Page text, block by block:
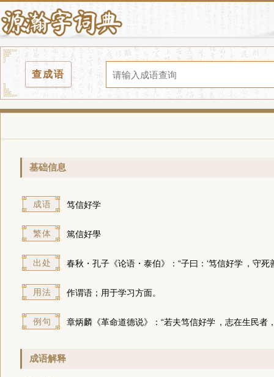
查成语
基础信息
成语 笃信好学
繁体 篤信好學
出处 春秋・孔子《论语・泰伯》：“子曰：‘笃信好学 ，守死
用法 作谓语；用于学习方面。
例句 章炳麟《革命道德说》：“若夫笃信好学 ，志在生民者
成语解释